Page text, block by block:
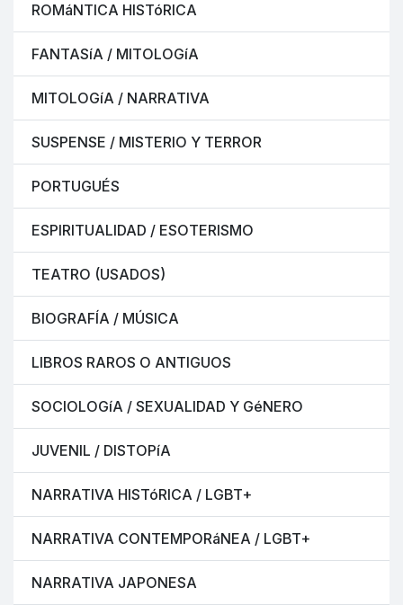
ROMáNTICA HISTóRICA
FANTASíA / MITOLOGíA
MITOLOGíA / NARRATIVA
SUSPENSE / MISTERIO Y TERROR
PORTUGUÉS
ESPIRITUALIDAD / ESOTERISMO
TEATRO (USADOS)
BIOGRAFÍA / MÚSICA
LIBROS RAROS O ANTIGUOS
SOCIOLOGíA / SEXUALIDAD Y GéNERO
JUVENIL / DISTOPíA
NARRATIVA HISTóRICA / LGBT+
NARRATIVA CONTEMPORáNEA / LGBT+
NARRATIVA JAPONESA